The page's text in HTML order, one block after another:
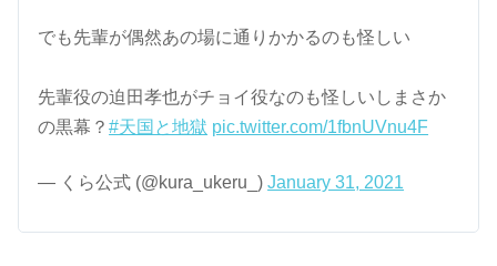
でも先輩が偶然あの場に通りかかるのも怪しい
先輩役の迫田孝也がチョイ役なのも怪しいしまさか
の黒幕？#天国と地獄 pic.twitter.com/1fbnUVnu4F
— くら公式 (@kura_ukeru_)January 31, 2021